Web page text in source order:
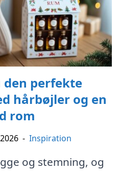
den perfekte
hårbøjler og en
rom
- Inspiration
og stemning, og